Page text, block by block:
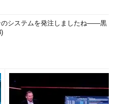
のシステムを発注しましたね――黒